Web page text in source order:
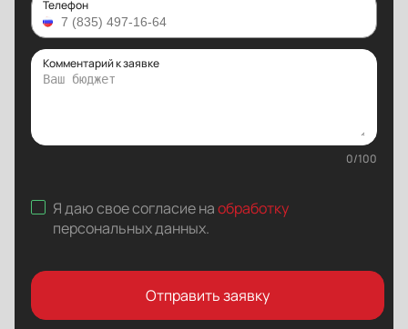
Телефон
Комментарий к заявке
0/100
Я даю свое согласие наобработку
персональных данных.
Отправить заявку